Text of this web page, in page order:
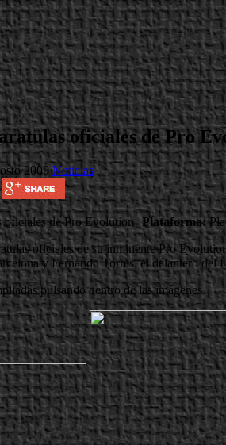
oficiales de Pro
2009Noticias
Plataforma:
oficiales de su inminente Pro
y Fernando Torres, el delantero
pulsando dentro de las imágenes.